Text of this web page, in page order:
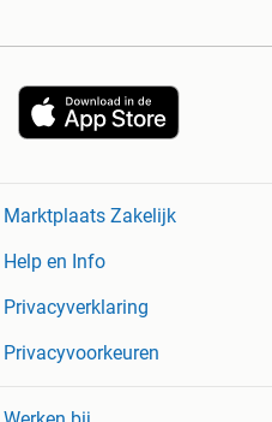
Marktplaats Zakelijk
Help en Info
Privacyverklaring
Privacyvoorkeuren